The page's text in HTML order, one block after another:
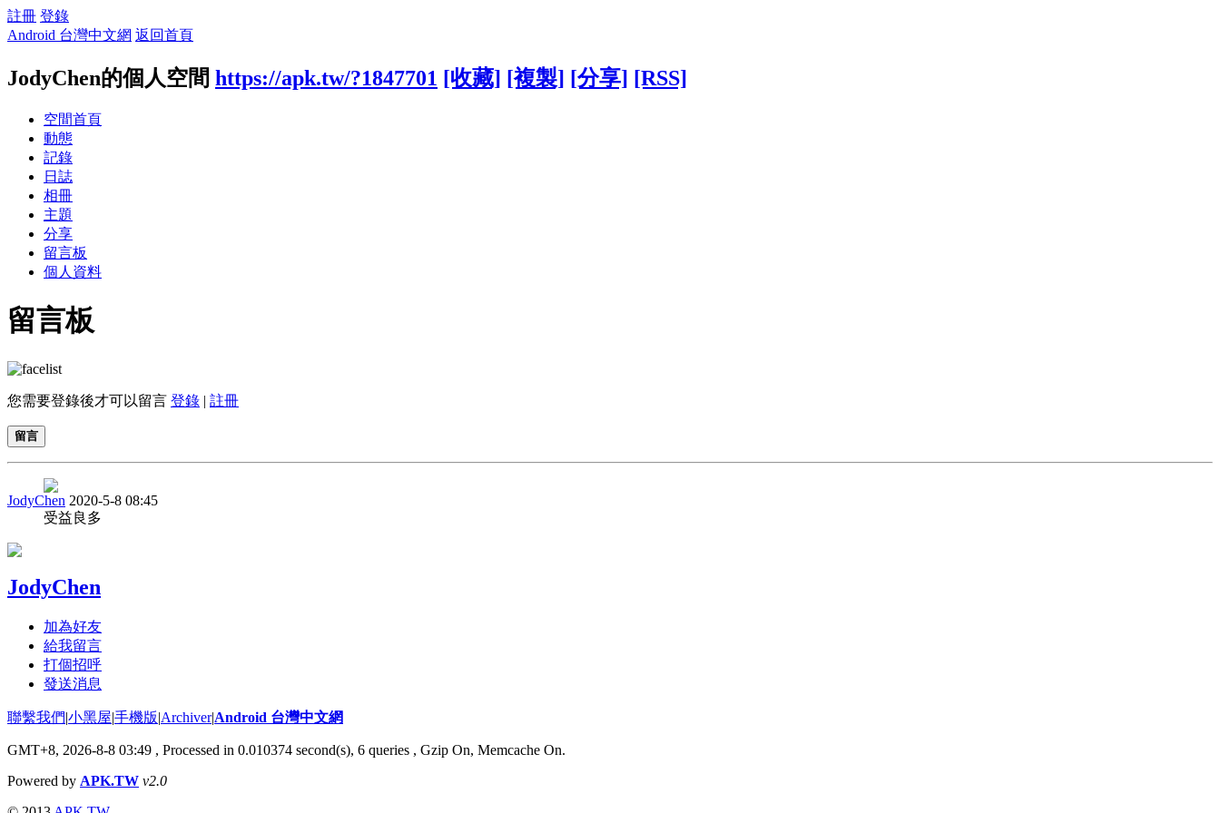
註冊 登錄
Android 台灣中文網 返回首頁
JodyChen的個人空間 https://apk.tw/?1847701 [收藏] [複製] [分享] [RSS]
空間首頁
動態
記錄
日誌
相冊
主題
分享
留言板
個人資料
留言板
您需要登錄後才可以留言 登錄 | 註冊
留言
JodyChen 2020-5-8 08:45
受益良多
JodyChen
加為好友
給我留言
打個招呼
發送消息
聯繫我們|小黑屋|手機版|Archiver|Android 台灣中文網
GMT+8, 2026-8-8 03:49 , Processed in 0.010374 second(s), 6 queries , Gzip On, Memcache On.
Powered by APK.TW v2.0